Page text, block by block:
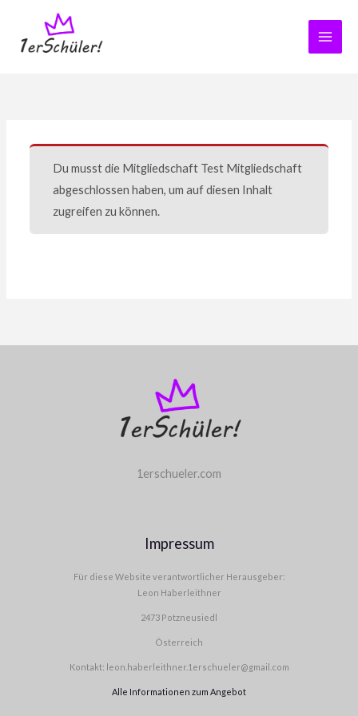
springen
Du musst die Mitgliedschaft Test Mitgliedschaft
abgeschlossen haben, um auf diesen Inhalt
zugreifen zu können.
1erschueler.com
Impressum
Für diese Website verantwortlicher Herausgeber:
Leon Haberleithner
2473 Potzneusiedl
Österreich
Kontakt: leon.haberleithner.1erschueler@gmail.com
Alle Informationen zum Angebot